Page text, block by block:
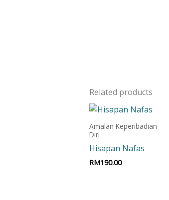
Related products
Amalan Keperibadian
Diri
Hisapan Nafas
RM190.00